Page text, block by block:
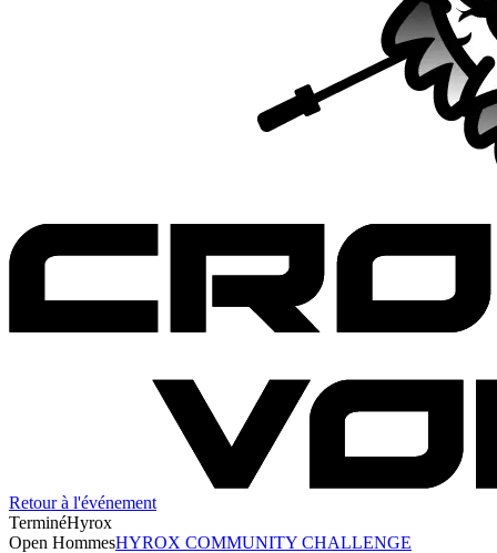
Retour à l'événement
TerminéHyrox
Open HommesHYROX COMMUNITY CHALLENGE